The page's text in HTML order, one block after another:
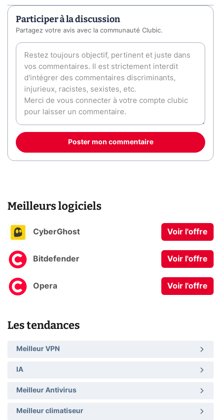
Participer à la discussion
Partagez votre avis avec la communauté Clubic.
Poster mon commentaire
Meilleurs logiciels
CyberGhost Voir l'offre
Bitdefender Voir l'offre
Opera Voir l'offre
Les tendances
Meilleur VPN
IA
Meilleur Antivirus
Meilleur climatiseur